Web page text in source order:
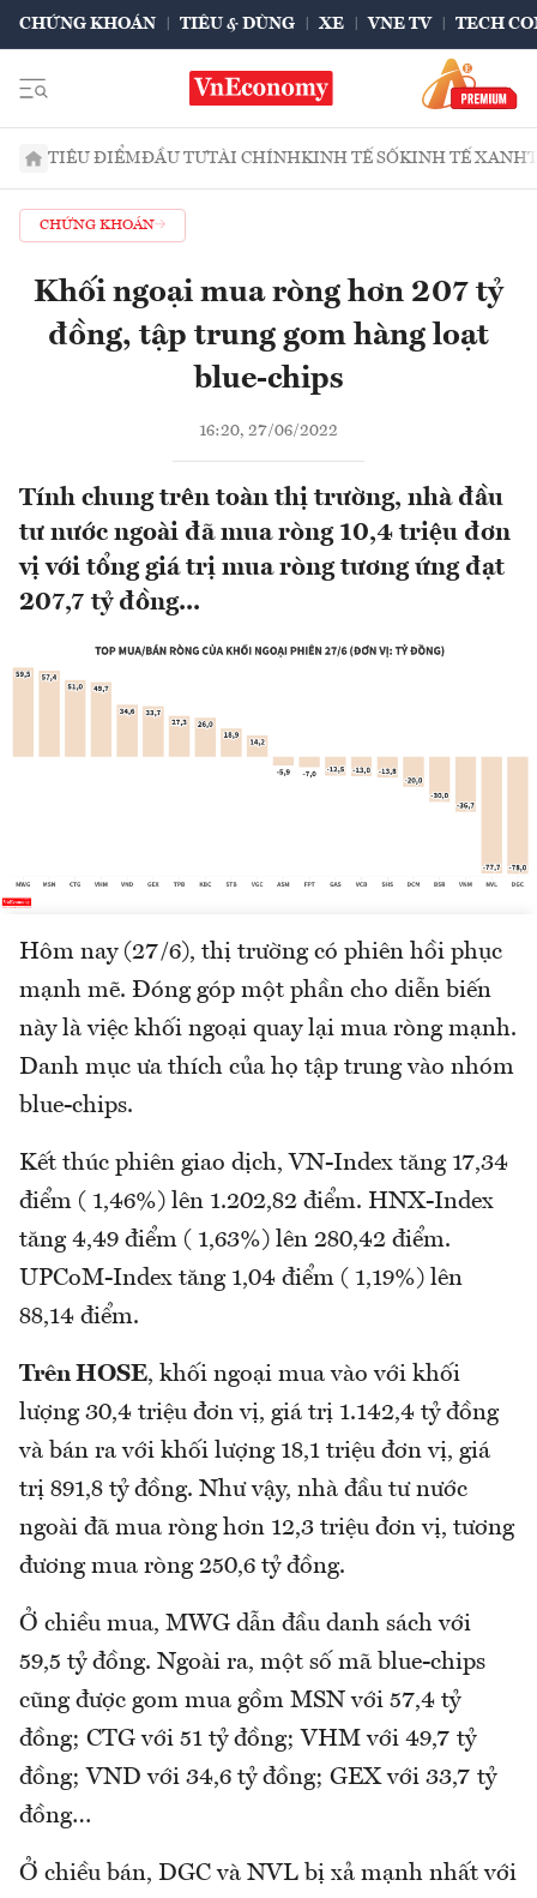
CHỨNG KHOÁN TIÊU & DÙNG XE VNE TV TECH
TIÊU ĐIỂMĐẦU TƯTÀI CHÍNHKINH TẾ SỐKINH TẾ XANH
CHỨNG KHOÁN
Khối ngoại mua ròng hơn 207 tỷ
đồng, tập trung gom hàng loạt
blue-chips
16:20, 27/06/2022
Tính chung trên toàn thị trường, nhà đầu
tư nước ngoài đã mua ròng 10,4 triệu đơn
vị với tổng giá trị mua ròng tương ứng đạt
207,7 tỷ đồng...
Hôm nay (27/6), thị trường có phiên hồi phục
mạnh mẽ. Đóng góp một phần cho diễn biến
này là việc khối ngoại quay lại mua ròng mạnh.
Danh mục ưa thích của họ tập trung vào nhóm
blue-chips.
Kết thúc phiên giao dịch, VN-Index tăng 17,34
điểm ( 1,46%) lên 1.202,82 điểm. HNX-Index
tăng 4,49 điểm ( 1,63%) lên 280,42 điểm.
UPCoM-Index tăng 1,04 điểm ( 1,19%) lên
88,14 điểm.
Trên HOSE, khối ngoại mua vào với khối
lượng 30,4 triệu đơn vị, giá trị 1.142,4 tỷ đồng
và bán ra với khối lượng 18,1 triệu đơn vị, giá
trị 891,8 tỷ đồng. Như vậy, nhà đầu tư nước
ngoài đã mua ròng hơn 12,3 triệu đơn vị, tương
đương mua ròng 250,6 tỷ đồng.
Ở chiều mua, MWG dẫn đầu danh sách với
59,5 tỷ đồng. Ngoài ra, một số mã blue-chips
cũng được gom mua gồm MSN với 57,4 tỷ
đồng; CTG với 51 tỷ đồng; VHM với 49,7 tỷ
đồng; VND với 34,6 tỷ đồng; GEX với 33,7 tỷ
đồng…
Ở chiều bán, DGC và NVL bị xả mạnh nhất với